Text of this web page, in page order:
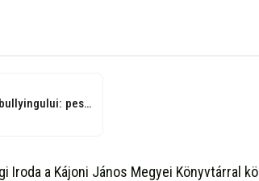
Biblioterapia, aliat împotriva bullyingului: peste 130 de elevi din Harghita au participat...
Iroda a Kájoni János Megyei Könyvtárral